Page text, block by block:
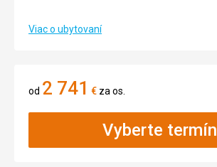
Viac o ubytovaní
od 2 741 € za os.
Vyberte termín